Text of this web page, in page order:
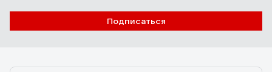
Подписаться